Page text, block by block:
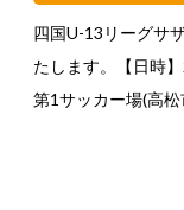
四国U-13リーグサ
たします。【日時
第1サッカー場(高松